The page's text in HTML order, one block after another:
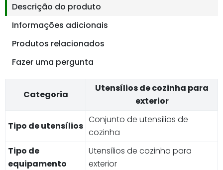
Descrição do produto
Informações adicionais
Produtos relacionados
Fazer uma pergunta
Categoria
Utensílios de cozinha para
exterior
Tipo de utensílios
Conjunto de utensílios de
cozinha
Tipo de
equipamento
Utensílios de cozinha para
exterior